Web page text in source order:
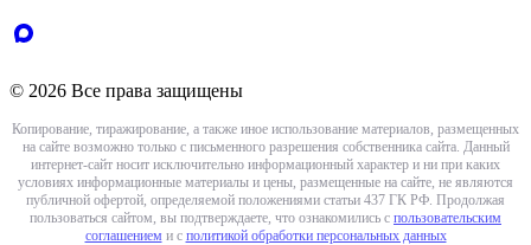
© 2026 Все права защищены
Копирование, тиражирование, а также иное использование материалов, размещенных
на сайте возможно только с письменного разрешения собственника сайта. Данный
интернет-сайт носит исключительно информационный характер и ни при каких
условиях информационные материалы и цены, размещенные на сайте, не являются
публичной офертой, определяемой положениями статьи 437 ГК РФ. Продолжая
пользоваться сайтом, вы подтверждаете, что ознакомились с пользовательским
соглашением и с политикой обработки персональных данных